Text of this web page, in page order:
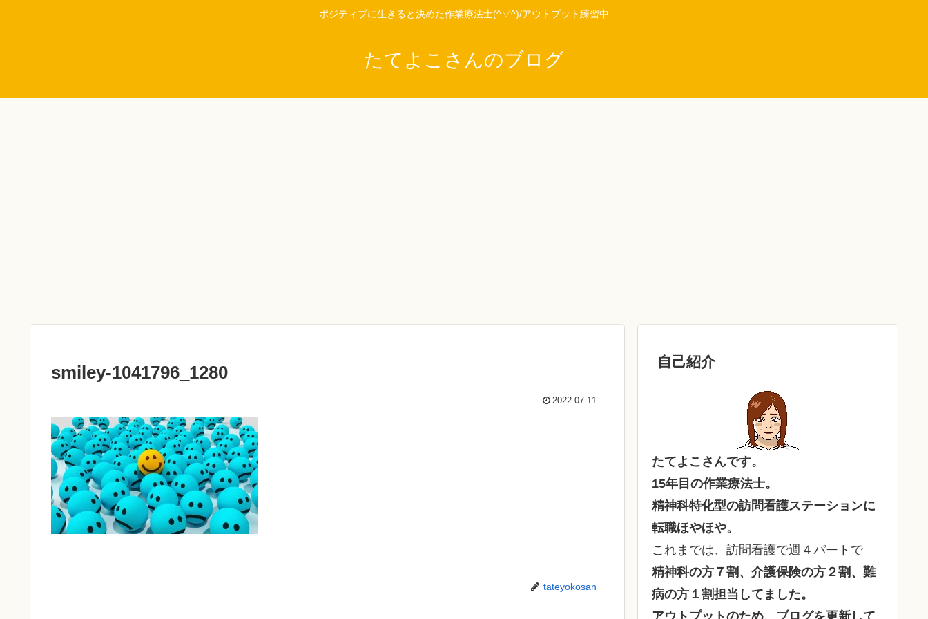
ポジティブに生きると決めた作業療法士(^▽^)/アウトプット練習中
たてよこさんのブログ
smiley-1041796_1280
2022.07.11
tateyokosan
自己紹介
たてよこさんです。
15年目の作業療法士。
精神科特化型の訪問看護ステーションに
転職ほやほや。
これまでは、訪問看護で週４パートで
精神科の方７割、介護保険の方２割、難
病の方１割担当してました。